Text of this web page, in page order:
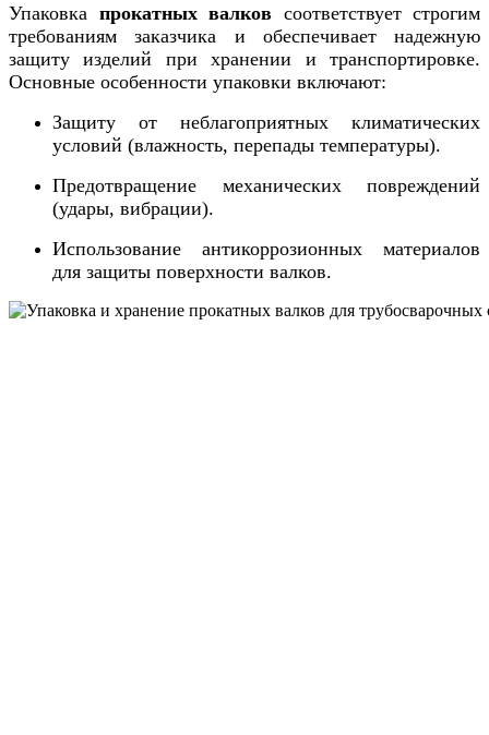
Упаковка прокатных валков соответствует строгим
требованиям заказчика и обеспечивает надежную
защиту изделий при хранении и транспортировке.
Основные особенности упаковки включают:
Защиту от неблагоприятных климатических
условий (влажность, перепады температуры).
Предотвращение механических повреждений
(удары, вибрации).
Использование антикоррозионных материалов
для защиты поверхности валков.